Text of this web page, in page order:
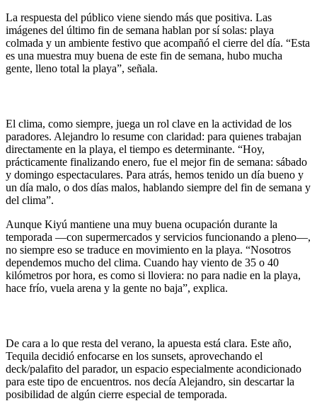
La respuesta del público viene siendo más que positiva. Las
imágenes del último fin de semana hablan por sí solas: playa
colmada y un ambiente festivo que acompañó el cierre del día. “Esta
es una muestra muy buena de este fin de semana, hubo mucha
gente, lleno total la playa”, señala.
El clima, como siempre, juega un rol clave en la actividad de los
paradores. Alejandro lo resume con claridad: para quienes trabajan
directamente en la playa, el tiempo es determinante. “Hoy,
prácticamente finalizando enero, fue el mejor fin de semana: sábado
y domingo espectaculares. Para atrás, hemos tenido un día bueno y
un día malo, o dos días malos, hablando siempre del fin de semana y
del clima”.
Aunque Kiyú mantiene una muy buena ocupación durante la
temporada —con supermercados y servicios funcionando a pleno—,
no siempre eso se traduce en movimiento en la playa. “Nosotros
dependemos mucho del clima. Cuando hay viento de 35 o 40
kilómetros por hora, es como si lloviera: no para nadie en la playa,
hace frío, vuela arena y la gente no baja”, explica.
De cara a lo que resta del verano, la apuesta está clara. Este año,
Tequila decidió enfocarse en los sunsets, aprovechando el
deck/palafito del parador, un espacio especialmente acondicionado
para este tipo de encuentros. nos decía Alejandro, sin descartar la
posibilidad de algún cierre especial de temporada.